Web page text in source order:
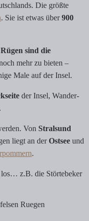
Die größte
. Sie ist etwas über900
sind die
mehr zu bieten –
Male auf der Insel.
der Insel, Wander-
Von Stralsund
liegt an derOstsee und
.
z.B. die Störtebeker